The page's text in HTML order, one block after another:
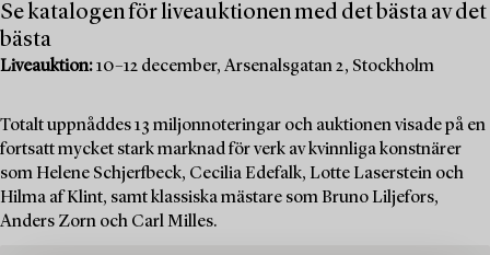
Se katalogen för liveauktionen med det bästa av det
bästa
Liveauktion:10–12 december, Arsenalsgatan 2, Stockholm
Totalt uppnåddes 13 miljonnoteringar och auktionen visade på en
fortsatt mycket stark marknad för verk av kvinnliga konstnärer
som Helene Schjerfbeck, Cecilia Edefalk, Lotte Laserstein och
Hilma af Klint, samt klassiska mästare som Bruno Liljefors,
Anders Zorn och Carl Milles.